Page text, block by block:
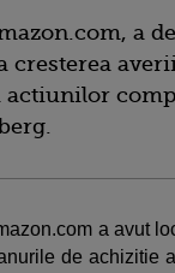
a
cresterea
a avut
de achizitie